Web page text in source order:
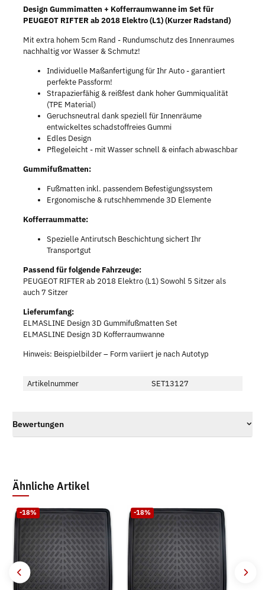
Design Gummimatten + Kofferraumwanne im Set für
PEUGEOT RIFTER ab 2018 Elektro (L1) (Kurzer Radstand)
Mit extra hohem 5cm Rand - Rundumschutz des Innenraumes
nachhaltig vor Wasser & Schmutz!
Individuelle Maßanfertigung für Ihr Auto - garantiert
perfekte Passform!
Strapazierfähig & reißfest dank hoher Gummiqualität
(TPE Material)
Geruchsneutral dank speziell für Innenräume
entwickeltes schadstoffreies Gummi
Edles Design
Pflegeleicht - mit Wasser schnell & einfach abwaschbar
Gummifußmatten:
Fußmatten inkl. passendem Befestigungssystem
Ergonomische & rutschhemmende 3D Elemente
Kofferraummatte:
Spezielle Antirutsch Beschichtung sichert Ihr
Transportgut
Passend für folgende Fahrzeuge:
PEUGEOT RIFTER ab 2018 Elektro (L1) Sowohl 5 Sitzer als
auch 7 Sitzer
Lieferumfang:
ELMASLINE Design 3D Gummifußmatten Set
ELMASLINE Design 3D Kofferraumwanne
Hinweis: Beispielbilder – Form variiert je nach Autotyp
Artikelnummer SET13127
Bewertungen
Ähnliche Artikel
-18% -18%